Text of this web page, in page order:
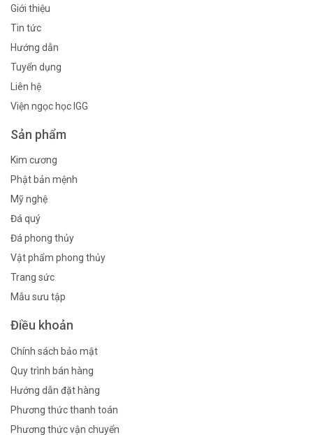
Giới thiệu
Tin tức
Hướng dẫn
Tuyển dụng
Liên hệ
Viện ngọc học IGG
Sản phẩm
Kim cương
Phật bản mệnh
Mỹ nghệ
Đá quý
Đá phong thủy
Vật phẩm phong thủy
Trang sức
Mẫu sưu tập
Điều khoản
Chính sách bảo mật
Quy trình bán hàng
Hướng dẫn đặt hàng
Phương thức thanh toán
Phương thức vận chuyển